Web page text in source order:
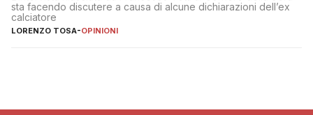
sta facendo discutere a causa di alcune dichiarazioni dell’ex
calciatore
LORENZO TOSA-OPINIONI